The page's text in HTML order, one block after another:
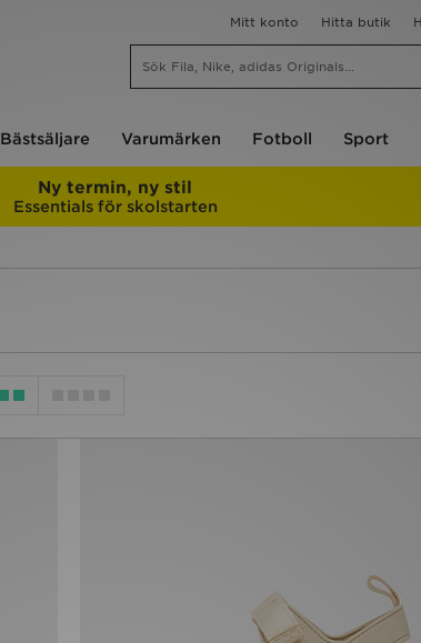
Mitt konto Hitta butik
Bästsäljare Varumärken Fotboll Sport
Ny termin, ny stil
Essentials för skolstarten